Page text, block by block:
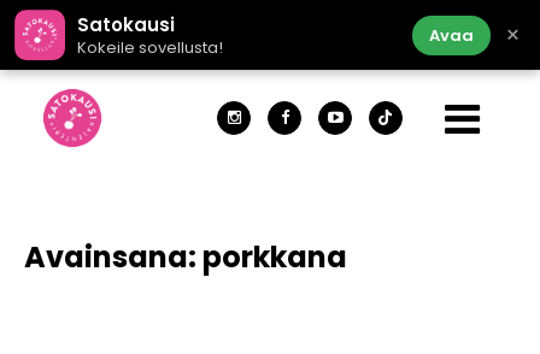
Satokausi
Kokeile sovellusta!
Avaa ×
Avainsana: porkkana